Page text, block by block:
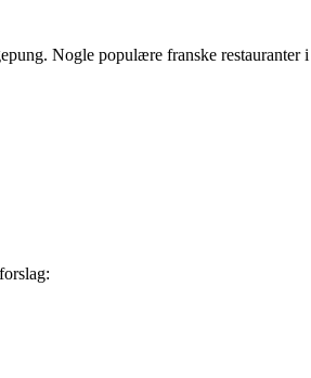
Nogle populære franske restauranter i